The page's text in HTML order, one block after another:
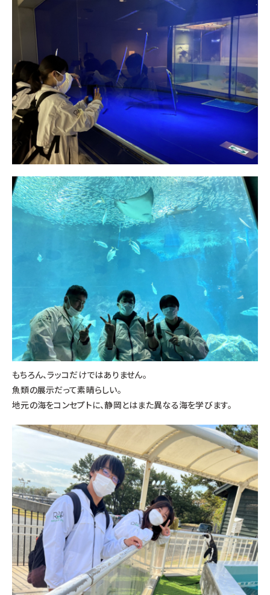
もちろん、ラッコだけではありません。
魚類の展示だって素晴らしい。
地元の海をコンセプトに、静岡とはまた異なる海を学びます。